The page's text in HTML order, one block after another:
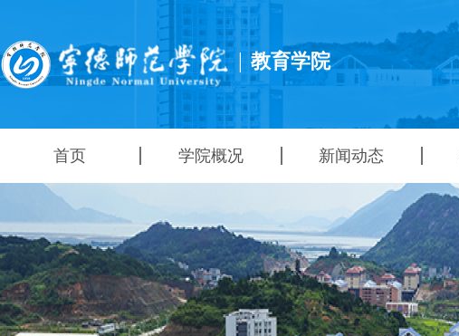
| 教育学院
首页 学院概况 新闻动态